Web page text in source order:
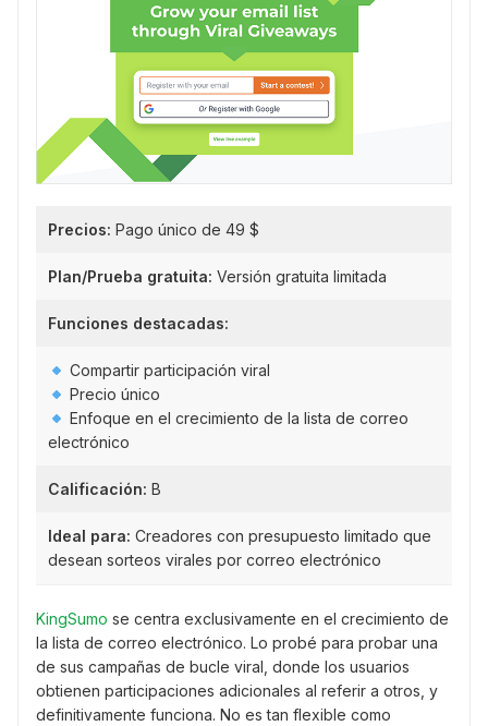
Precios: Pago único de 49 $
Plan/Prueba gratuita: Versión gratuita limitada
Funciones destacadas:
Compartir participación viral
Precio único
Enfoque en el crecimiento de la lista de correo
electrónico
Calificación: B
Ideal para: Creadores con presupuesto limitado que
desean sorteos virales por correo electrónico
KingSumo se centra exclusivamente en el crecimiento de
la lista de correo electrónico. Lo probé para probar una
de sus campañas de bucle viral, donde los usuarios
obtienen participaciones adicionales al referir a otros, y
definitivamente funciona. No es tan flexible como